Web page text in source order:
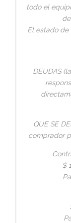
todo el
El estado
DEUDAS
QUE SE
comprador
$